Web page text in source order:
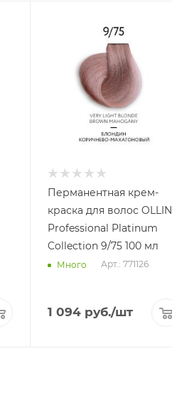
Перманентная крем-
краска для волос OLLIN
Professional Platinum
Collection 9/75 100 мл
Много Арт.: 771126
1 094 руб./шт